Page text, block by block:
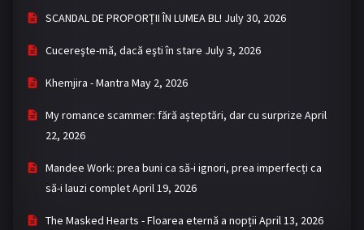
SCANDAL DE PROPORȚII ÎN LUMEA BL! July 30, 2026
Cucereşte-mă, dacă eşti în stare July 3, 2026
Khemjira - Mantra May 2, 2026
My romance scammer: fără așteptări, dar cu surprize April
22, 2026
Mandee Work: prea buni ca să-i ignori, prea imperfecți ca
să-i lauzi completApril 19, 2026
The Masked Hearts - Floarea eternă a nopții April 13, 2026